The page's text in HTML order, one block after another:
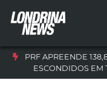
PRF APREENDE
ESCONDIDOS EM